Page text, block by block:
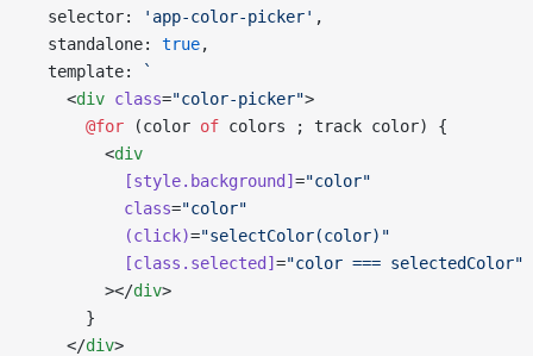
  selector:
'app-color-picker' ,
  standalone:
true,
  template:
`
    <
div class="color-picker">
      @for
(color of colors ; track color) {
        <
div
          [style.background]
="color"
          class
="color"
          (click)
="selectColor(color)"
          [class.selected]
="color === selectedColor"
        ></
div>
      }
    </
div>